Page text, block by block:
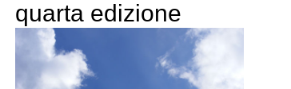
quarta edizione